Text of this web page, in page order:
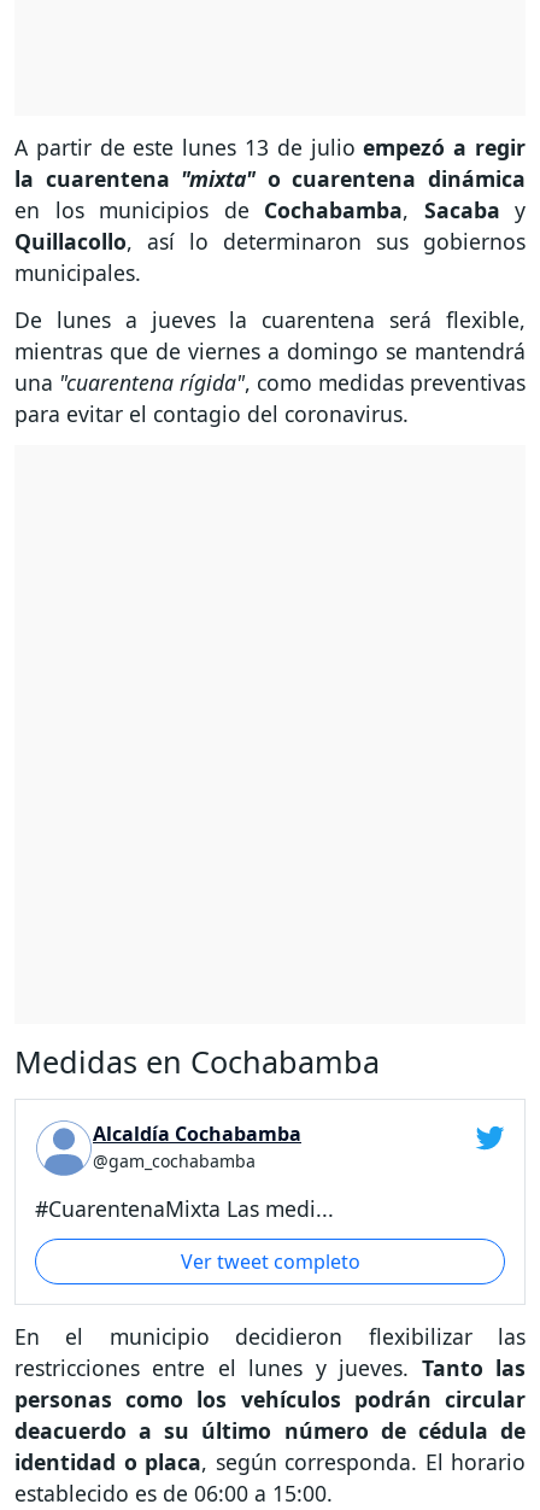
A partir de este lunes 13 de julioempezó a regir
la cuarentena "mixta" o cuarentena dinámica
en los municipios de Cochabamba, Sacaba y
Quillacollo, así lo determinaron sus gobiernos
municipales.
De lunes a jueves la cuarentena será flexible,
mientras que de viernes a domingo se mantendrá
una "cuarentena rígida", como medidas preventivas
para evitar el contagio del coronavirus.
Medidas en Cochabamba
Alcaldía Cochabamba
@gam_cochabamba
#CuarentenaMixta Las medi...
Ver tweet completo
En el municipio decidieron flexibilizar las
restricciones entre el lunes y jueves. Tanto las
personas como los vehículos podrán circular
deacuerdo a su último número de cédula de
identidad o placa, según corresponda. El horario
establecido es de 06:00 a 15:00.